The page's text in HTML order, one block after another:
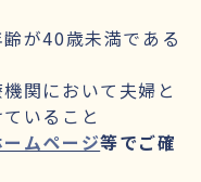
が40歳未満である
関において夫婦と
いること
ムページ等でご確